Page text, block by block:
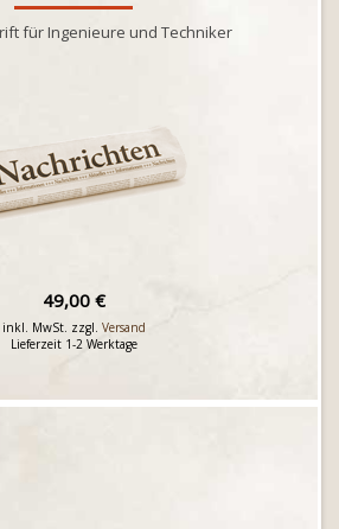
für Ingenieure und Techniker
49,00 €
inkl. MwSt. zzgl. Versand
Lieferzeit 1-2 Werktage